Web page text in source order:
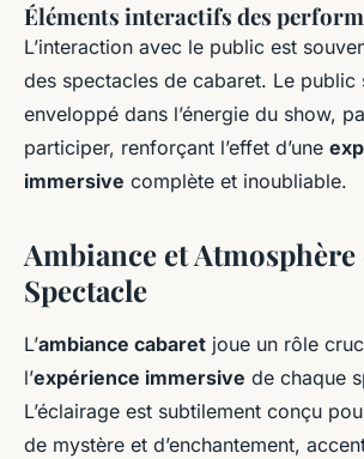
Éléments interactifs des
L’interaction avec le public est
des spectacles de cabaret. Le public
enveloppé dans l’énergie du show,
participer, renforçant l’effet d’une
immersive complète et inoubliable.
Ambiance et
Spectacle
L’ambiance cabaret joue un rôle
l’expérience immersive de chaque
L’éclairage est subtilement conçu
de mystère et d’enchantement,